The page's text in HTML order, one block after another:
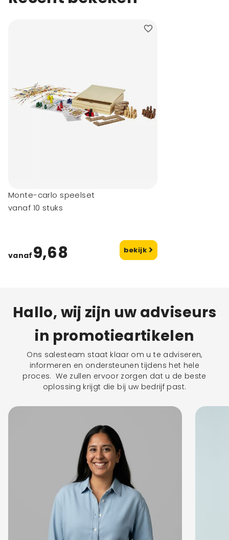
Monte-carlo speelset
vanaf 10 stuks
vanaf 9,68 bekijk
Hallo, wij zijn uw adviseurs
in promotieartikelen
Ons salesteam staat klaar om u te adviseren,
informeren en ondersteunen tijdens het hele
proces. We zullen ervoor zorgen dat u de beste
oplossing krijgt die bij uw bedrijf past.